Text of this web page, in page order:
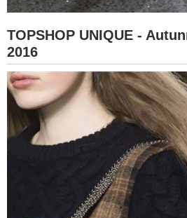
TOPSHOP UNIQUE -
2016